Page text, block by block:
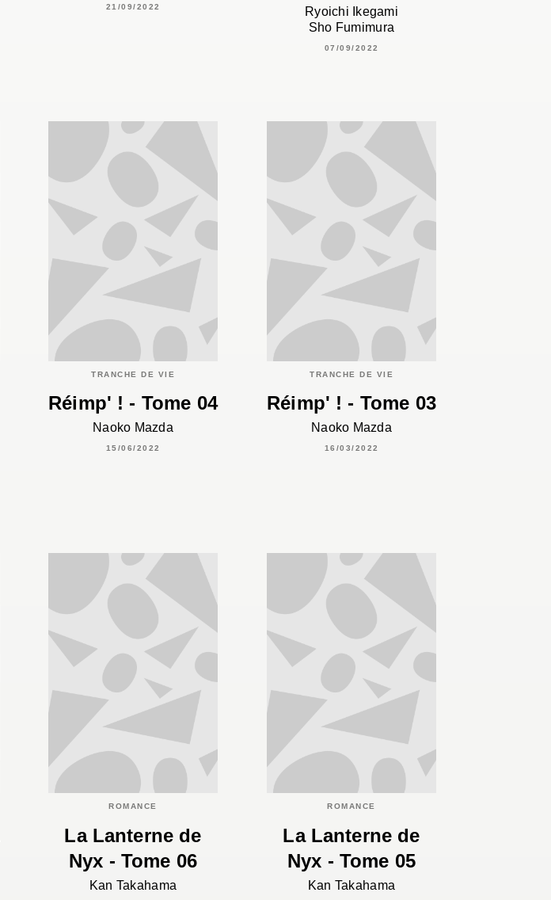
21/09/2022
Ryoichi Ikegami
Sho Fumimura
07/09/2022
TRANCHE DE VIE
Réimp' ! - Tome 04
Naoko Mazda
15/06/2022
TRANCHE DE VIE
Réimp' ! - Tome 03
Naoko Mazda
16/03/2022
ROMANCE
La Lanterne de
Nyx - Tome 06
Kan Takahama
ROMANCE
La Lanterne de
Nyx - Tome 05
Kan Takahama